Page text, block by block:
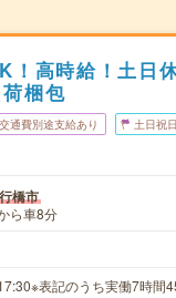
！高時給！土日
梱包
交通費別途支給あり 土日祝
橋市
ら車8分
表記のうち実働7時間